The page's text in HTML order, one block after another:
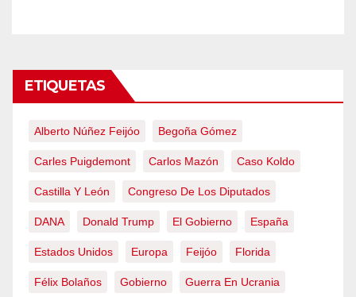
ETIQUETAS
Alberto Núñez Feijóo Begoña Gómez
Carles Puigdemont Carlos Mazón Caso Koldo
Castilla Y León Congreso De Los Diputados
DANA Donald Trump El Gobierno España
Estados Unidos Europa Feijóo Florida
Félix Bolaños Gobierno Guerra En Ucrania